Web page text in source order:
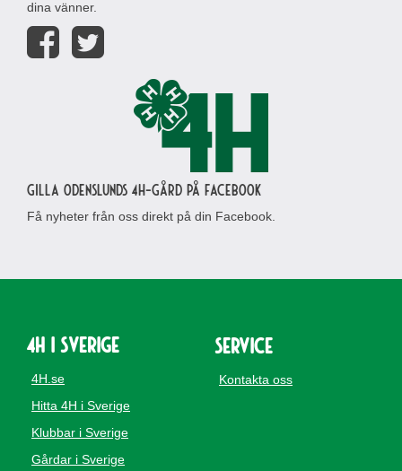
dina vänner.
Gilla Odenslunds 4H-gård på Facebook
Få nyheter från oss direkt på din Facebook.
4H i Sverige
4H.se
Hitta 4H i Sverige
Klubbar i Sverige
Gårdar i Sverige
Service
Kontakta oss